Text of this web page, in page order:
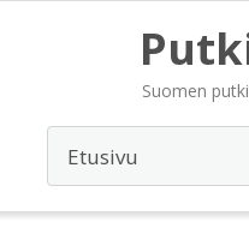
Suomen